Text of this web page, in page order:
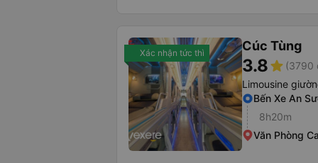
Xác nhận tức thì Cúc Tùng
3.8star (3790
Limousine
Bến Xe An
8h20m
Văn Phòng